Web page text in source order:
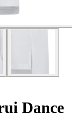
Dance